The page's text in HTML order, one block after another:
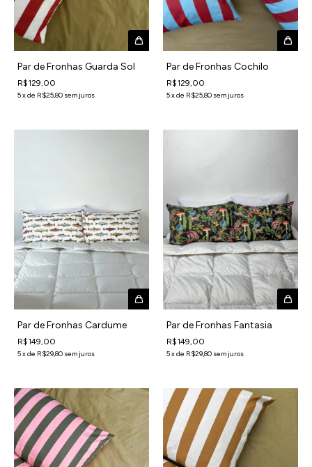
Par de Fronhas Guarda Sol
R$129,00
5xde R$25,80 sem juros
Par de Fronhas Cochilo
R$129,00
5xde R$25,80 sem juros
Par de Fronhas Cardume
R$149,00
5xde R$29,80 sem juros
Par de Fronhas Fantasia
R$149,00
5xde R$29,80 sem juros